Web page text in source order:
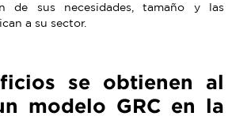
de sus necesidades, tamaño y las
a su sector.
se obtienen al
modelo GRC en la